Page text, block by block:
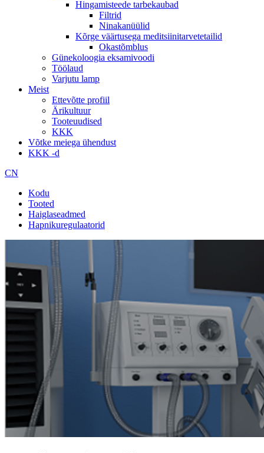
Hingamisteede tarbekaubad
Filtrid
Ninakanüülid
Kõrge väärtusega meditsiinitarvetetailid
Okastõmblus
Günekoloogia eksamivoodi
Töölaud
Varjutu lamp
Meist
Ettevõtte profiil
Ärikultuur
Tooteuudised
KKK
Võtke meiega ühendust
KKK -d
CN
Kodu
Tooted
Haiglaseadmed
Hapnikuregulaatorid